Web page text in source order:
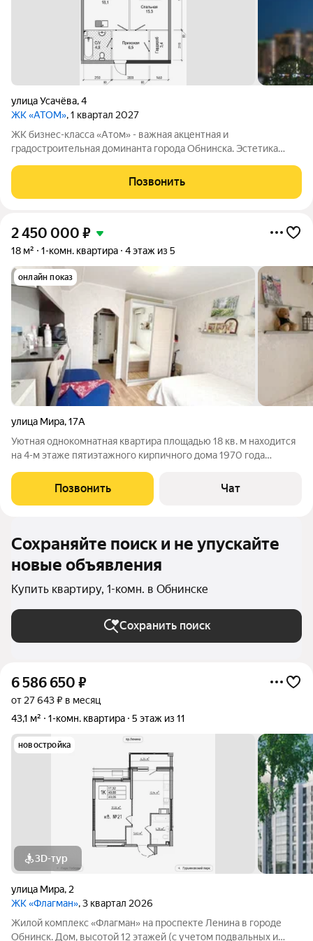
улица Усачёва,4
ЖК «АТОМ», 1 квартал 2027
ЖК бизнес-класса «Атом» - важная акцентная и
градостроительная доминанта города Обнинска. Эстетика
стилобата с лёгкой геометричностью вертикальной высотной
части. Лёгкость высотной части
Позвонить
2 450 000 ₽
18 м² 1-комн. квартира 4 этаж из 5
онлайн показ
улица Мира,17А
Уютная однокомнатная квартира площадью 18 кв. м находится
на 4-м этаже пятиэтажного кирпичного дома 1970 года
простора. Окна выходят во двор, поэтому в квартире всегда
тихо, даже если дом расположен
Позвонить Чат
Сохраняйте поиск и не упускайте
новые объявления
Купить квартиру, 1-комн. в Обнинске
Сохранить поиск
6 586 650 ₽
от 27 643 ₽ в месяц
43,1 м²
1-комн. квартира 5 этаж из 11
новостройка
3D-тур
улица Мира, 2
ЖК «Флагман», 3 квартал 2026
Жилой комплекс «Флагман» на проспекте Ленина в городе
Обнинск. Дом, высотой 12 этажей (с учетом подвальных и